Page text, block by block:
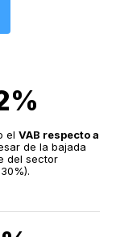
el VAB respecto a
de la bajada
del sector